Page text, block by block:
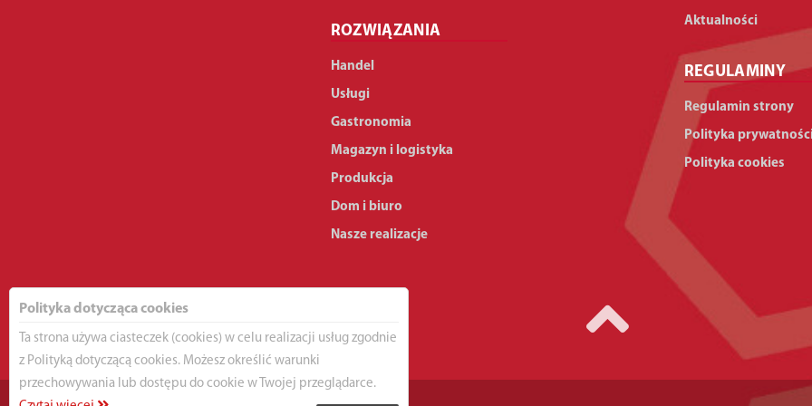
ROZWIĄZANIA
Handel
Usługi
Gastronomia
Magazyn i logistyka
Produkcja
Dom i biuro
Nasze realizacje
Aktualności
REGULAMINY
Regulamin strony
Polityka
Polityka cookies
Polityka dotycząca cookies
Ta strona używa ciasteczek (cookies) w celu realizacji usług zgodnie
z Polityką dotyczącą cookies. Możesz określić warunki
przechowywania lub dostępu do cookie w Twojej przeglądarce.